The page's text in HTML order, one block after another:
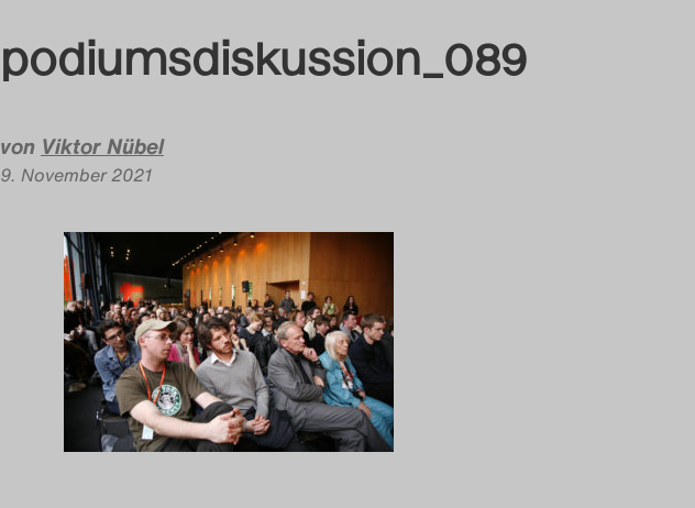
podiumsdiskussion_089
von Viktor Nübel
9. November 2021